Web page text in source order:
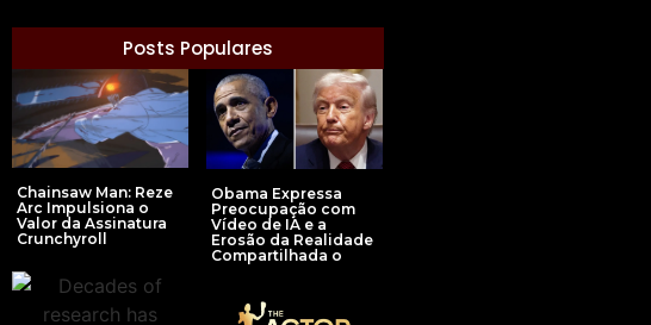
Posts Populares
Chainsaw Man: Reze
Arc Impulsiona o
Valor da Assinatura
Crunchyroll
Obama Expressa
Preocupação com
Vídeo de IA e a
Erosão da Realidade
Compartilhada o